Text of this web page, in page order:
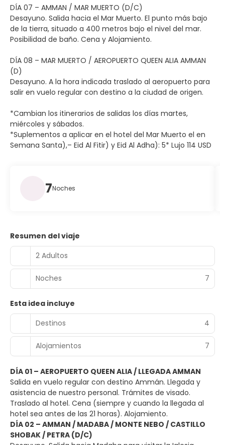
DÍA 07 – AMMAN / MAR MUERTO (D/C)
Desayuno. Salida hacia el Mar Muerto. El punto más bajo
de la tierra, situado a 400 metros bajo el nivel del mar.
Posibilidad de baño. Cena y Alojamiento.
DÍA 08 – MAR MUERTO / AEROPUERTO QUEEN ALIA AMMAN
(D)
Desayuno. A la hora indicada traslado al aeropuerto para
salir en vuelo regular con destino a la ciudad de origen.
*Cambian los itinerarios de salidas los días martes,
miércoles y sábados.
*Suplementos a aplicar en el hotel del Mar Muerto el en
Semana Santa),– Eid Al Fitir) y Eid Al Adha): 5* Lujo 114 USD
7Noches
Resumen del viaje
2 Adultos
Noches 7
Esta idea incluye
Destinos
4
Alojamientos 7
DÍA 01 – AEROPUERTO QUEEN ALIA / LLEGADA AMMAN
Salida en vuelo regular con destino Ammán. Llegada y
asistencia de nuestro personal. Trámites de visado.
Traslado al hotel. Cena (siempre y cuando la llegada al
hotel sea antes de las 21 horas). Alojamiento.
DÍA 02 – AMMAN / MADABA / MONTE NEBO / CASTILLO
SHOBAK / PETRA (D/C)